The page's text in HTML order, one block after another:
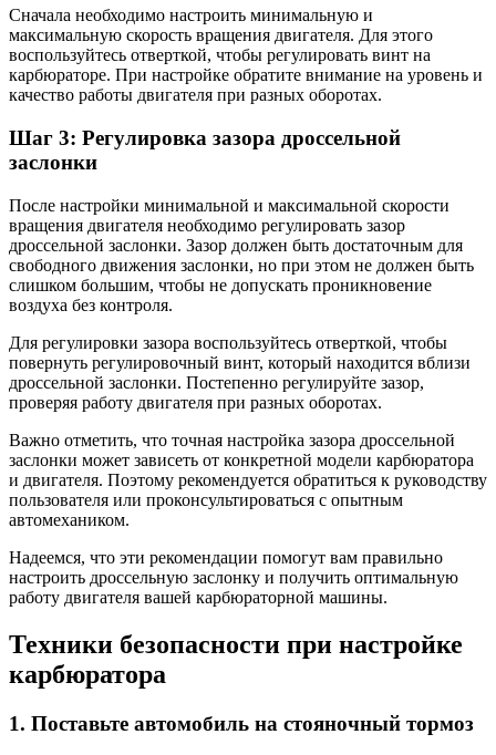
Сначала необходимо настроить минимальную и
максимальную скорость вращения двигателя. Для этого
воспользуйтесь отверткой, чтобы регулировать винт на
карбюраторе. При настройке обратите внимание на уровень и
качество работы двигателя при разных оборотах.
Шаг 3: Регулировка зазора дроссельной
заслонки
После настройки минимальной и максимальной скорости
вращения двигателя необходимо регулировать зазор
дроссельной заслонки. Зазор должен быть достаточным для
свободного движения заслонки, но при этом не должен быть
слишком большим, чтобы не допускать проникновение
воздуха без контроля.
Для регулировки зазора воспользуйтесь отверткой, чтобы
повернуть регулировочный винт, который находится вблизи
дроссельной заслонки. Постепенно регулируйте зазор,
проверяя работу двигателя при разных оборотах.
Важно отметить, что точная настройка зазора дроссельной
заслонки может зависеть от конкретной модели карбюратора
и двигателя. Поэтому рекомендуется обратиться к руководству
пользователя или проконсультироваться с опытным
автомехаником.
Надеемся, что эти рекомендации помогут вам правильно
настроить дроссельную заслонку и получить оптимальную
работу двигателя вашей карбюраторной машины.
Техники безопасности при настройке
карбюратора
1. Поставьте автомобиль на стояночный тормоз